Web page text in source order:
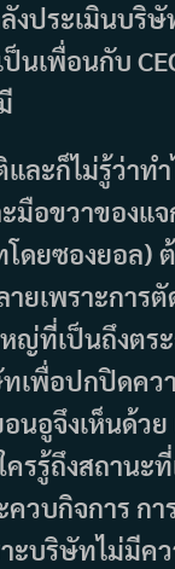
งประเมินบริ
นเพื่อนกับ
ละก็ไม่รู้ว่าท
มือขวาของแ
ดยซองยอล)
ยเพราะการตั
ญ่ที่เป็นถึงตร
เพื่อปกปิดคว
นอูจึงเห็นด้ว
ครรู้ถึงสถานะ
วบกิจการ กา
ะบริษัทไม่มีคว